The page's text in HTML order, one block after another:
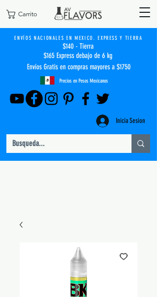
Carrito
ENVÍOS NACIONALES EN MEXICO. EXPRESS Y TIERRA
$140 - Tierra
$165 Express debajo de 6 kg
Envíos Gratis en compras mayores a $1750
Precios en Pesos Mexicanos
Inicia Sesion